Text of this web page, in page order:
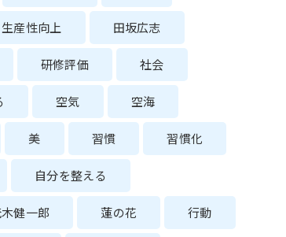
生産性向上 田坂広志
研修評価 社会
空気 空海
美 習慣 習慣化
自分を整える
健一郎 蓮の花 行動